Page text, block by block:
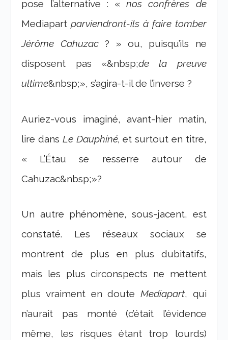
pose l’alternative : «nos confrères de
Mediapartparviendront-ils à faire tomber
Jérôme Cahuzac? » ou, puisqu’ils ne
disposent pas «&nbsp;de la preuve
ultime&nbsp;», s’agira-t-il de l’inverse ?
Auriez-vous imaginé, avant-hier matin,
lire dans Le Dauphiné,et surtout en titre,
« L’Étau se resserre autour de
Cahuzac&nbsp;»?
Un autre phénomène, sous-jacent, est
constaté. Les réseaux sociaux se
montrent de plus en plus dubitatifs,
mais les plus circonspects ne mettent
plus vraiment en doute Mediapart, qui
n’aurait pas monté (c’était l’évidence
même, les risques étant trop lourds)